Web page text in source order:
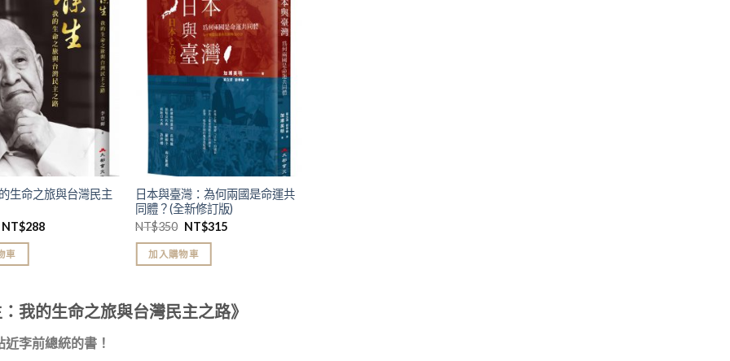
加入
「願
望清
單」
生命之旅與台灣民主
NT$288
車
加入
「願
望清
單」
日本與臺灣：為何兩國是命運共
同體？(全新修訂版)
NT$350 NT$315
加入購物車
我的生命之旅與台灣民主之路》
近李前總統的書！